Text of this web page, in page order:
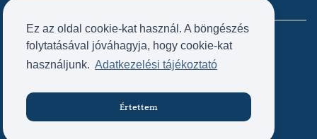
Ez az oldal cookie-kat használ. A böngészés
folytatásával jóváhagyja, hogy cookie-kat
használjunk. Adatkezelési tájékoztató
Értettem
Jegyvásárlás
Próbatábla
Készítette: